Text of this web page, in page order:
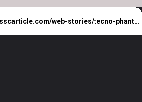
https://sscarticle.com/web-stories/tecno-phantom-v-fold-price-in-india/